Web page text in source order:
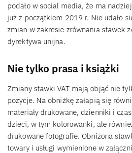
podało w social media, że ma
już z początkiem 2019 r. Nie udało
zmian w zakresie zrównania stawek
dyrektywa unijna.
Nie tylko prasa i książki
Zmiany stawki VAT mają objąć nie
pozycje. Na obniżkę załapią się
materiały drukowane, dzienniki i
dzieci, w tym kolorowanki, ale
drukowane fotografie. Obniżona
towary i usługi wymienione w